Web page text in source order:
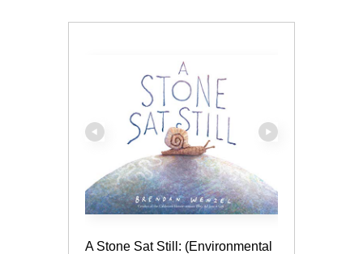
A Stone Sat Still: (Environmental